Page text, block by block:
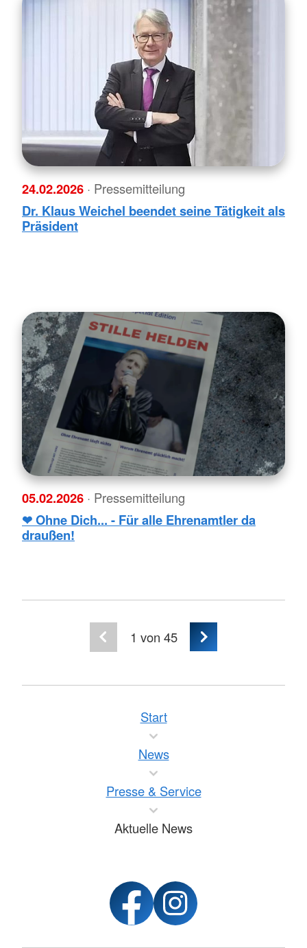
24.02.2026 · Pressemitteilung
Dr. Klaus Weichel beendet seine Tätigkeit als
Präsident
05.02.2026 · Pressemitteilung
❤ Ohne Dich... - Für alle Ehrenamtler da
draußen!
1 von 45
Start
News
Presse & Service
Aktuelle News